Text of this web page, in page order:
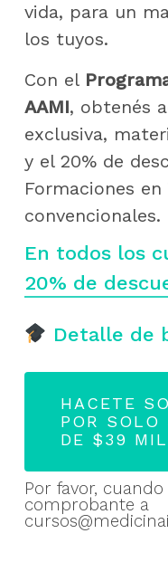
vida, para un
los tuyos.
Con el
AAMI, obtenés
exclusiva,
y el 20% de
Formaciones en
convencionales.
En todos los
20% de
Detalle de
HACETE
POR SOLO
DE $39 MIL
Por favor,
comprobante a